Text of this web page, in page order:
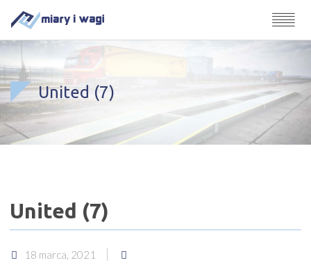
United (7)
United (7)
18 marca, 2021